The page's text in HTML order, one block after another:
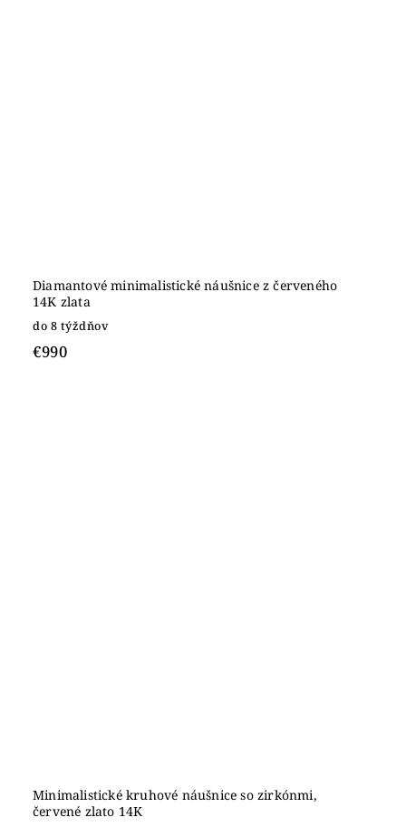
Diamantové minimalistické náušnice z červeného
14K zlata
do 8 týždňov
€990
Minimalistické kruhové náušnice so zirkónmi,
červené zlato 14K